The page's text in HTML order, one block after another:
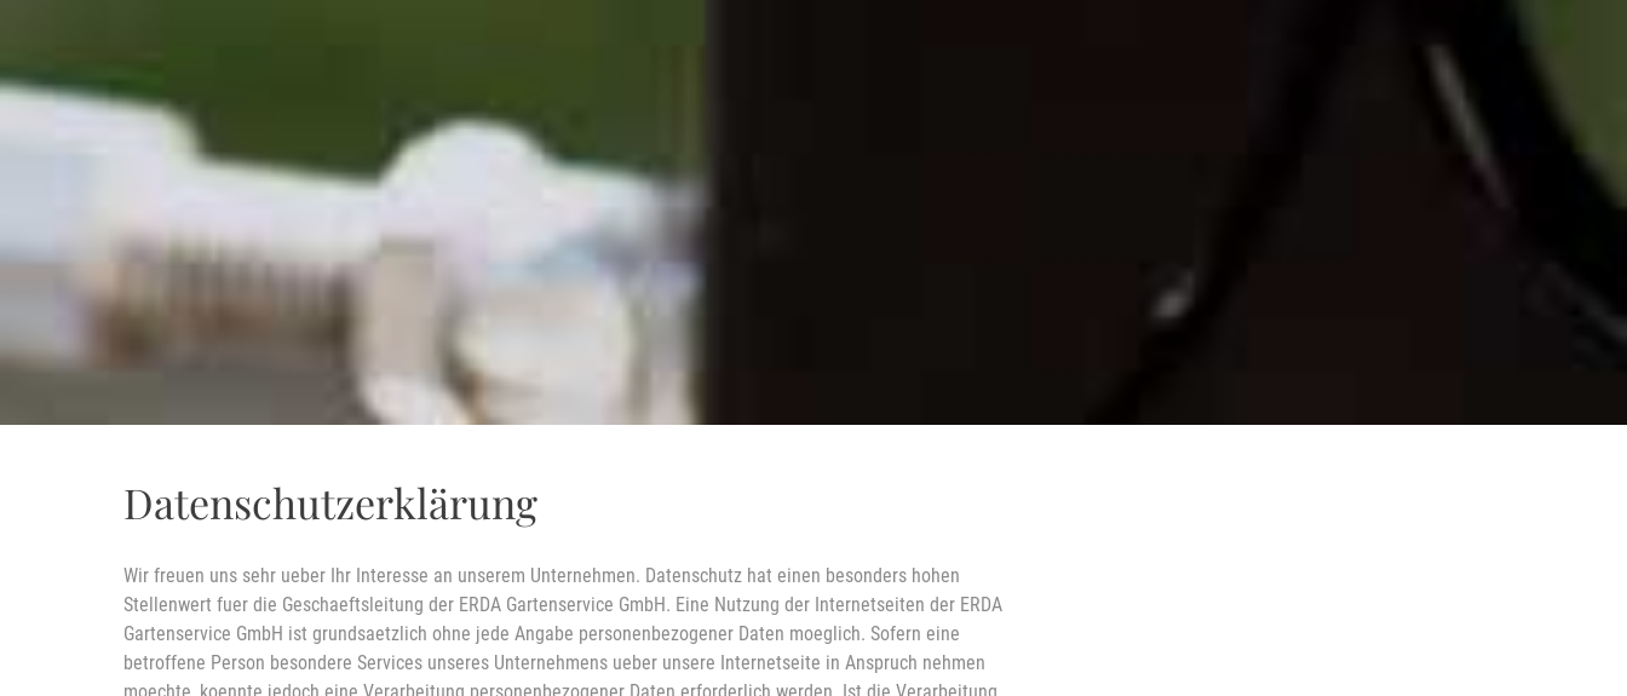
Datenschutzerklärung
Wir freuen uns sehr ueber Ihr Interesse an unserem Unternehmen. Datenschutz hat einen besonders hohen
Stellenwert fuer die Geschaeftsleitung der ERDA Gartenservice GmbH. Eine Nutzung der Internetseiten der ERDA
Gartenservice GmbH ist grundsaetzlich ohne jede Angabe personenbezogener Daten moeglich. Sofern eine
betroffene Person besondere Services unseres Unternehmens ueber unsere Internetseite in Anspruch nehmen